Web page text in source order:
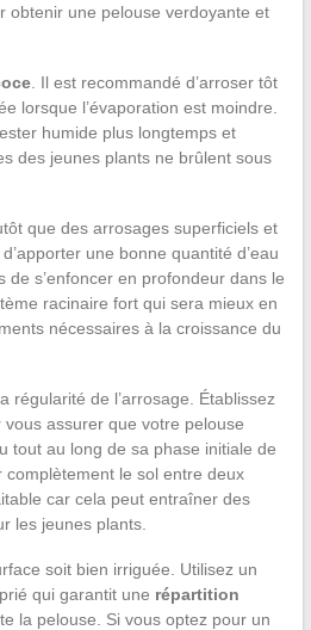
obtenir une pelouse verdoyante et
. Il est recommandé d’arroser tôt
lorsque l’évaporation est moindre.
humide plus longtemps et
des jeunes plants ne brûlent sous
que des arrosages superficiels et
une bonne quantité d’eau
de s’enfoncer en profondeur dans le
racinaire fort qui sera mieux en
nécessaires à la croissance du
régularité de l’arrosage. Établissez
assurer que votre pelouse
tout au long de sa phase initiale de
le sol entre deux
car cela peut entraîner des
les jeunes plants.
soit bien irriguée. Utilisez un
qui garantit une répartition
la pelouse. Si vous optez pour un